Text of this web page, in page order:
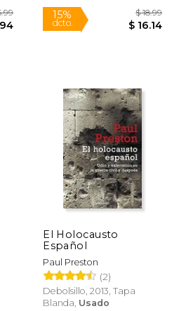
50%
El Holocausto
Español
Paul Preston
(2)
Debolsillo, 2013, Tapa
Blanda, Usado